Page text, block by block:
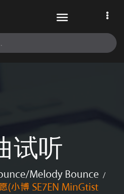
试听
melody Bounce /
(小博 SE7EN MinGtist